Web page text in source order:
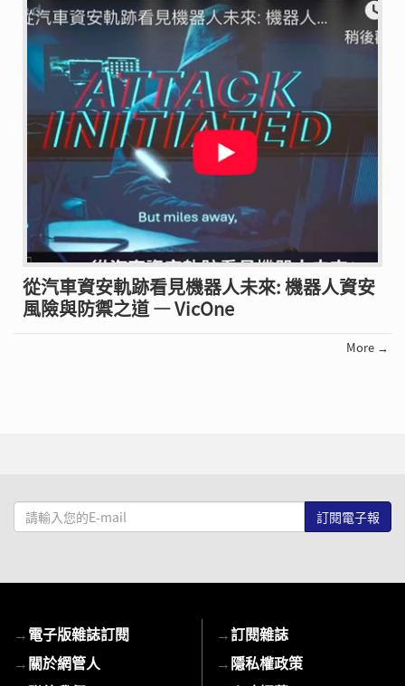
從汽車資安軌跡看見機器人未來: 機器人資安
風險與防禦之道 — VicOne
More →
請
輸
mail
→電子版雜誌訂閱
→關於網管人
→訂閱雜誌
→隱私權政策